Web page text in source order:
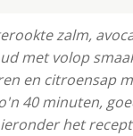
zalm,
met volop
en citroensap
40 minuten,
het